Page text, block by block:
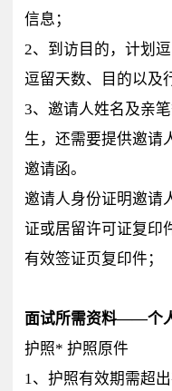
信息；
2、到访目的，计划
逗留天数、目的以及
3、邀请人姓名及亲
生，还需要提供邀请
邀请函。
邀请人身份证明邀请
证或居留许可证复印
有效签证页复印件；
面试所需资料——个
护照* 护照原件
1、护照有效期需超